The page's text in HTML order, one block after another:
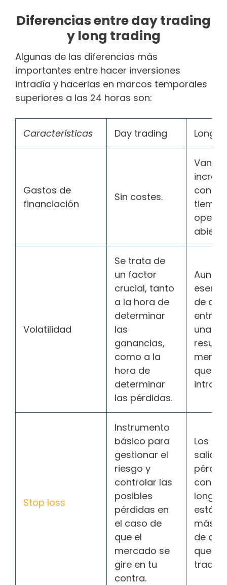
Diferencias entre day trading
y long trading
Algunas de las diferencias más
importantes entre hacer inversiones
intradía y hacerlas en marcos temporales
superiores a las 24 horas son:
Características Day trading Long
Gastos de
financiación
Sin costes.
Van
Volatilidad
Se trata de
un factor
crucial, tanto
a la hora de
determinar
las
ganancias,
como a la
hora de
determinar
las pérdidas.
Aun
de
una
que
Stop loss
Instrumento
básico para
gestionar el
riesgo y
controlar las
posibles
pérdidas en
el caso de
que el
mercado se
gire en tu
contra.
Los
salida
long
están
más
de
que